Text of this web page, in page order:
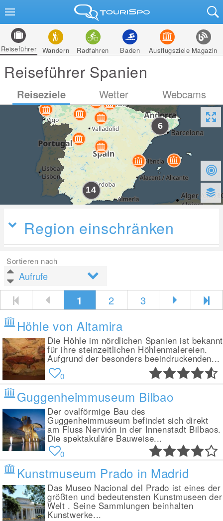
Reiseführer Wandern Radfahren Baden Ausflugsziele Magazin
Reiseführer Spanien
Reiseziele Wetter Webcams
Region einschränken
Sortieren nach
1 2 3
Höhle von Altamira
Die Höhle im nördlichen Spanien ist bekannt
für ihre steinzeitlichen Höhlenmalereien.
Aufgrund der besonders beeindruckenden...
0
Guggenheimmuseum Bilbao
Der ovalförmige Bau des
Guggenheimmuseum befindet sich direkt
am Fluss Nervión in der Innenstadt Bilbaos.
Die spektakuläre Bauweise...
0
Kunstmuseum Prado in Madrid
Das Museo Nacional del Prado ist eines der
größten und bedeutensten Kunstmuseen der
Welt . Seine Sammlungen beinhalten
Kunstwerke...